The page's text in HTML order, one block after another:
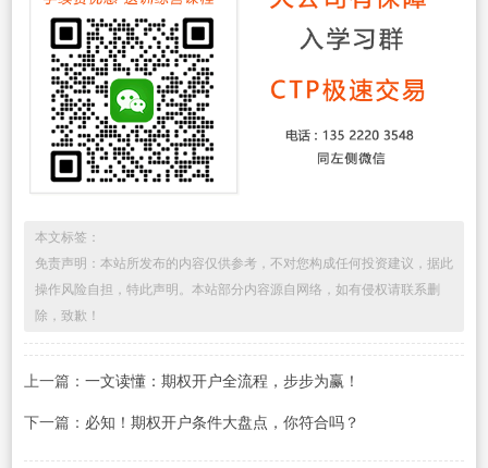
本文标签：
免责声明：本站所发布的内容仅供参考，不对您构成任何投资建议，据此
操作风险自担，特此声明。本站部分内容源自网络，如有侵权请联系删
除，致歉！
上一篇： 一文读懂：期权开户全流程，步步为赢！
下一篇： 必知！期权开户条件大盘点，你符合吗？